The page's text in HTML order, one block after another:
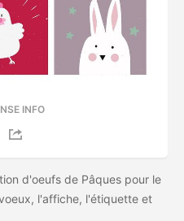
INFO
d'oeufs de Pâques pour le
l'affiche, l'étiquette et